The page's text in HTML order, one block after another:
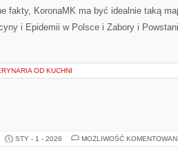
fakty, KoronaMK ma być idealnie taką
i Epidemii w Polsce i Zabory i
OD KUCHNI
STY - 1 - 2026 MOŻLIWOŚĆ